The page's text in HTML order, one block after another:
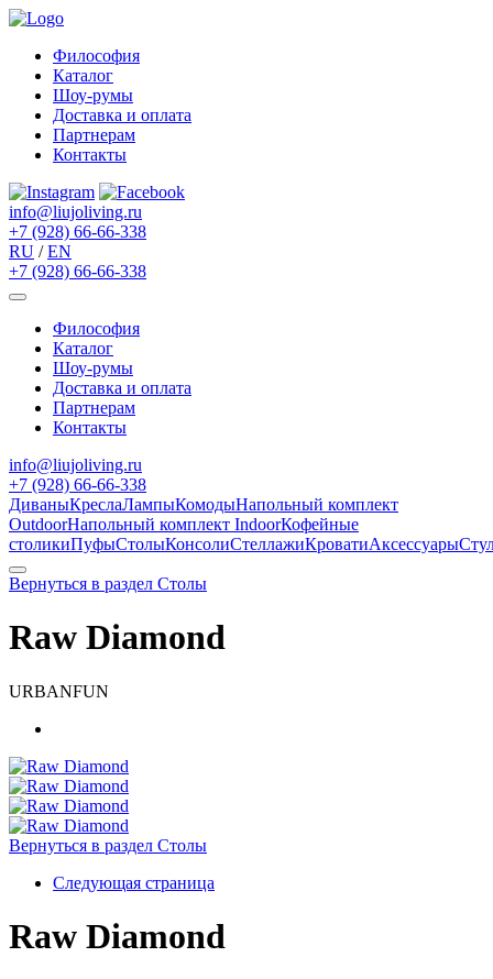
Философия
Каталог
Шоу-румы
Доставка и оплата
Партнерам
Контакты
info@liujoliving.ru
+7 (928) 66-66-338
RU /EN
+7 (928) 66-66-338
Философия
Каталог
Шоу-румы
Доставка и оплата
Партнерам
Контакты
info@liujoliving.ru
+7 (928) 66-66-338
ДиваныКреслаЛампыКомодыНапольный комплект
OutdoorНапольный комплект IndoorКофейные
столикиПуфыСтолыКонсолиСтеллажиКроватиАксессуары
Вернуться в раздел Столы
Raw Diamond
URBANFUN
Вернуться в раздел Столы
Следующая страница
Raw Diamond